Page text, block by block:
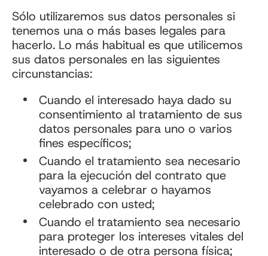
Sólo utilizaremos sus datos personales si
tenemos una o más bases legales para
hacerlo. Lo más habitual es que utilicemos
sus datos personales en las siguientes
circunstancias:
Cuando el interesado haya dado su
consentimiento al tratamiento de sus
datos personales para uno o varios
fines específicos;
Cuando el tratamiento sea necesario
para la ejecución del contrato que
vayamos a celebrar o hayamos
celebrado con usted;
Cuando el tratamiento sea necesario
para proteger los intereses vitales del
interesado o de otra persona física;